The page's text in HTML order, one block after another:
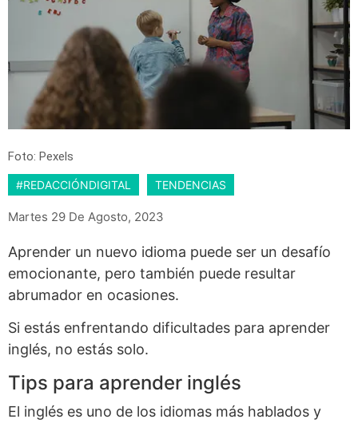
Foto: Pexels
#REDACCIÓNDIGITAL TENDENCIAS
Martes 29 De Agosto, 2023
Aprender un nuevo idioma puede ser un desafío
emocionante, pero también puede resultar
abrumador en ocasiones.
Si estás enfrentando dificultades para aprender
inglés, no estás solo.
Tips para aprender inglés
El inglés es uno de los idiomas más hablados y